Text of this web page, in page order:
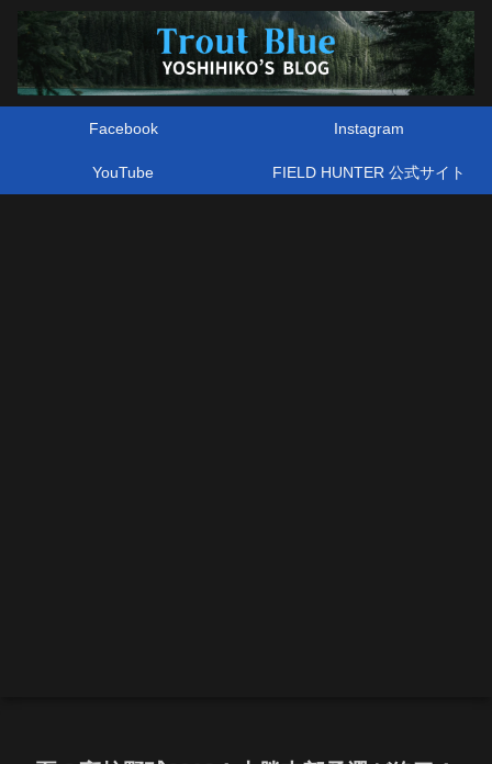
Facebook Instagram
YouTube FIELD HUNTER 公式サイト